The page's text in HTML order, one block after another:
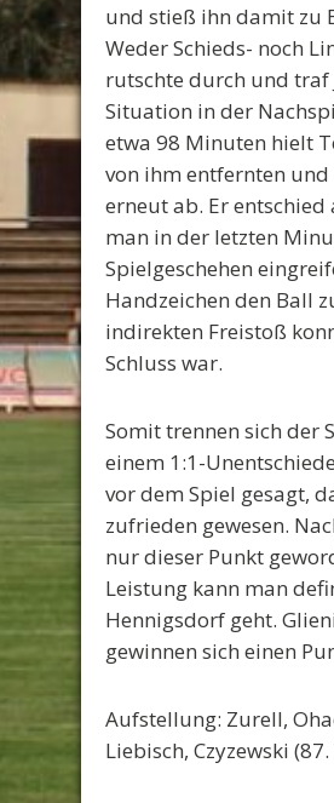
und stieß ihn damit zu
Weder Schieds- noch
rutschte durch und traf
Situation in der
etwa 98 Minuten hielt
von ihm entfernten
erneut ab. Er
man in der letzten
Spielgeschehen
Handzeichen den Ball
indirekten Freistoß
Schluss war.
Somit trennen sich der
einem 1:1-
vor dem Spiel gesagt,
zufrieden gewesen.
nur dieser Punkt
Leistung kann man
Hennigsdorf geht.
gewinnen sich einen
Aufstellung: Zurell,
Liebisch, Czyzewski